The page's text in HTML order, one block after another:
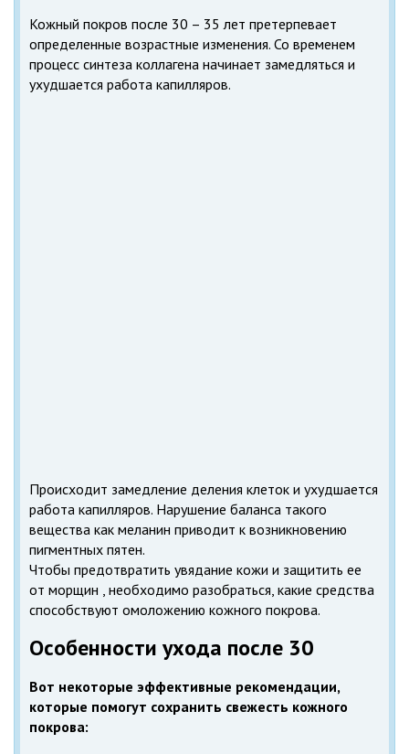
Кожный покров после 30 – 35 лет претерпевает
определенные возрастные изменения. Со временем
процесс синтеза коллагена начинает замедляться и
ухудшается работа капилляров.
Происходит замедление деления клеток и ухудшается
работа капилляров. Нарушение баланса такого
вещества как меланин приводит к возникновению
пигментных пятен.
Чтобы предотвратить увядание кожи и защитить ее
от морщин , необходимо разобраться, какие средства
способствуют омоложению кожного покрова.
Особенности ухода после 30
Вот некоторые эффективные рекомендации,
которые помогут сохранить свежесть кожного
покрова: